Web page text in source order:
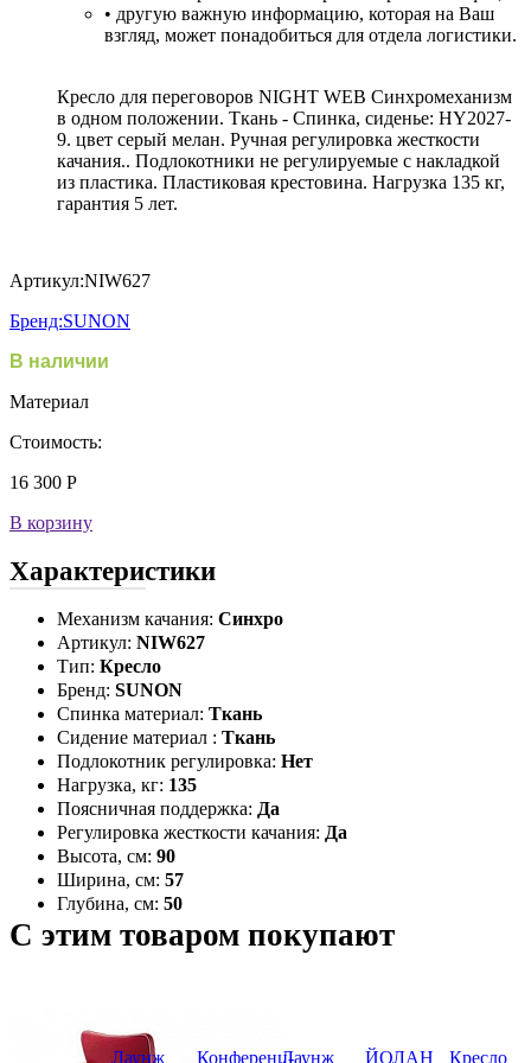
• другую важную информацию, которая на Ваш
взгляд, может понадобиться для отдела логистики.
Кресло для переговоров NIGHT WEB Синхромеханизм
в одном положении. Ткань - Спинка, сиденье: HY2027-
9. цвет серый мелан. Ручная регулировка жесткости
качания.. Подлокотники не регулируемые c накладкой
из пластика. Пластиковая крестовина. Нагрузка 135 кг,
гарантия 5 лет.
Артикул:NIW627
Бренд:SUNON
В наличии
Материал
Стоимость:
16 300 Р
В корзину
Характеристики
Механизм качания: Синхро
Артикул: NIW627
Тип: Кресло
Бренд: SUNON
Спинка материал: Ткань
Сидение материал : Ткань
Подлокотник регулировка: Нет
Нагрузка, кг: 135
Поясничная поддержка: Да
Регулировка жесткости качания: Да
Высота, см: 90
Ширина, см: 57
Глубина, см: 50
С этим товаром покупают
Лаунж Конференц-Лаунж ЙОЛАН Кресло